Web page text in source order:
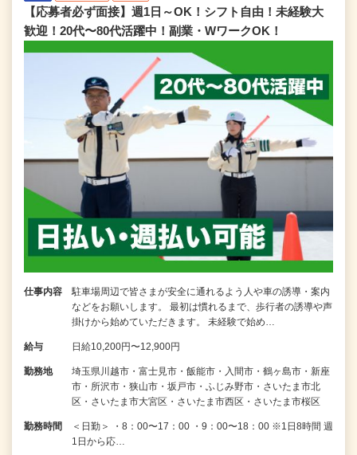
【応募者必ず面接】週1日～OK！シフト自由！未経験大
歓迎！20代〜80代活躍中！副業・WワークOK！
仕事内容
駐車場周辺で皆さまが安全に通れるよう人や車の誘導・案内
などをお願いします。 最初は慣れるまで、歩行者の誘導や声
掛けから始めていただきます。 未経験で始め…
給与 日給10,200円〜12,900円
勤務地
埼玉県川越市・富士見市・飯能市・入間市・鶴ヶ島市・新座
市・所沢市・狭山市・坂戸市・ふじみ野市・さいたま市北
区・さいたま市大宮区・さいたま市西区・さいたま市桜区
勤務時間
＜日勤＞ ・8：00〜17：00 ・9：00〜18：00 ※1日8時間 週
1日から応…